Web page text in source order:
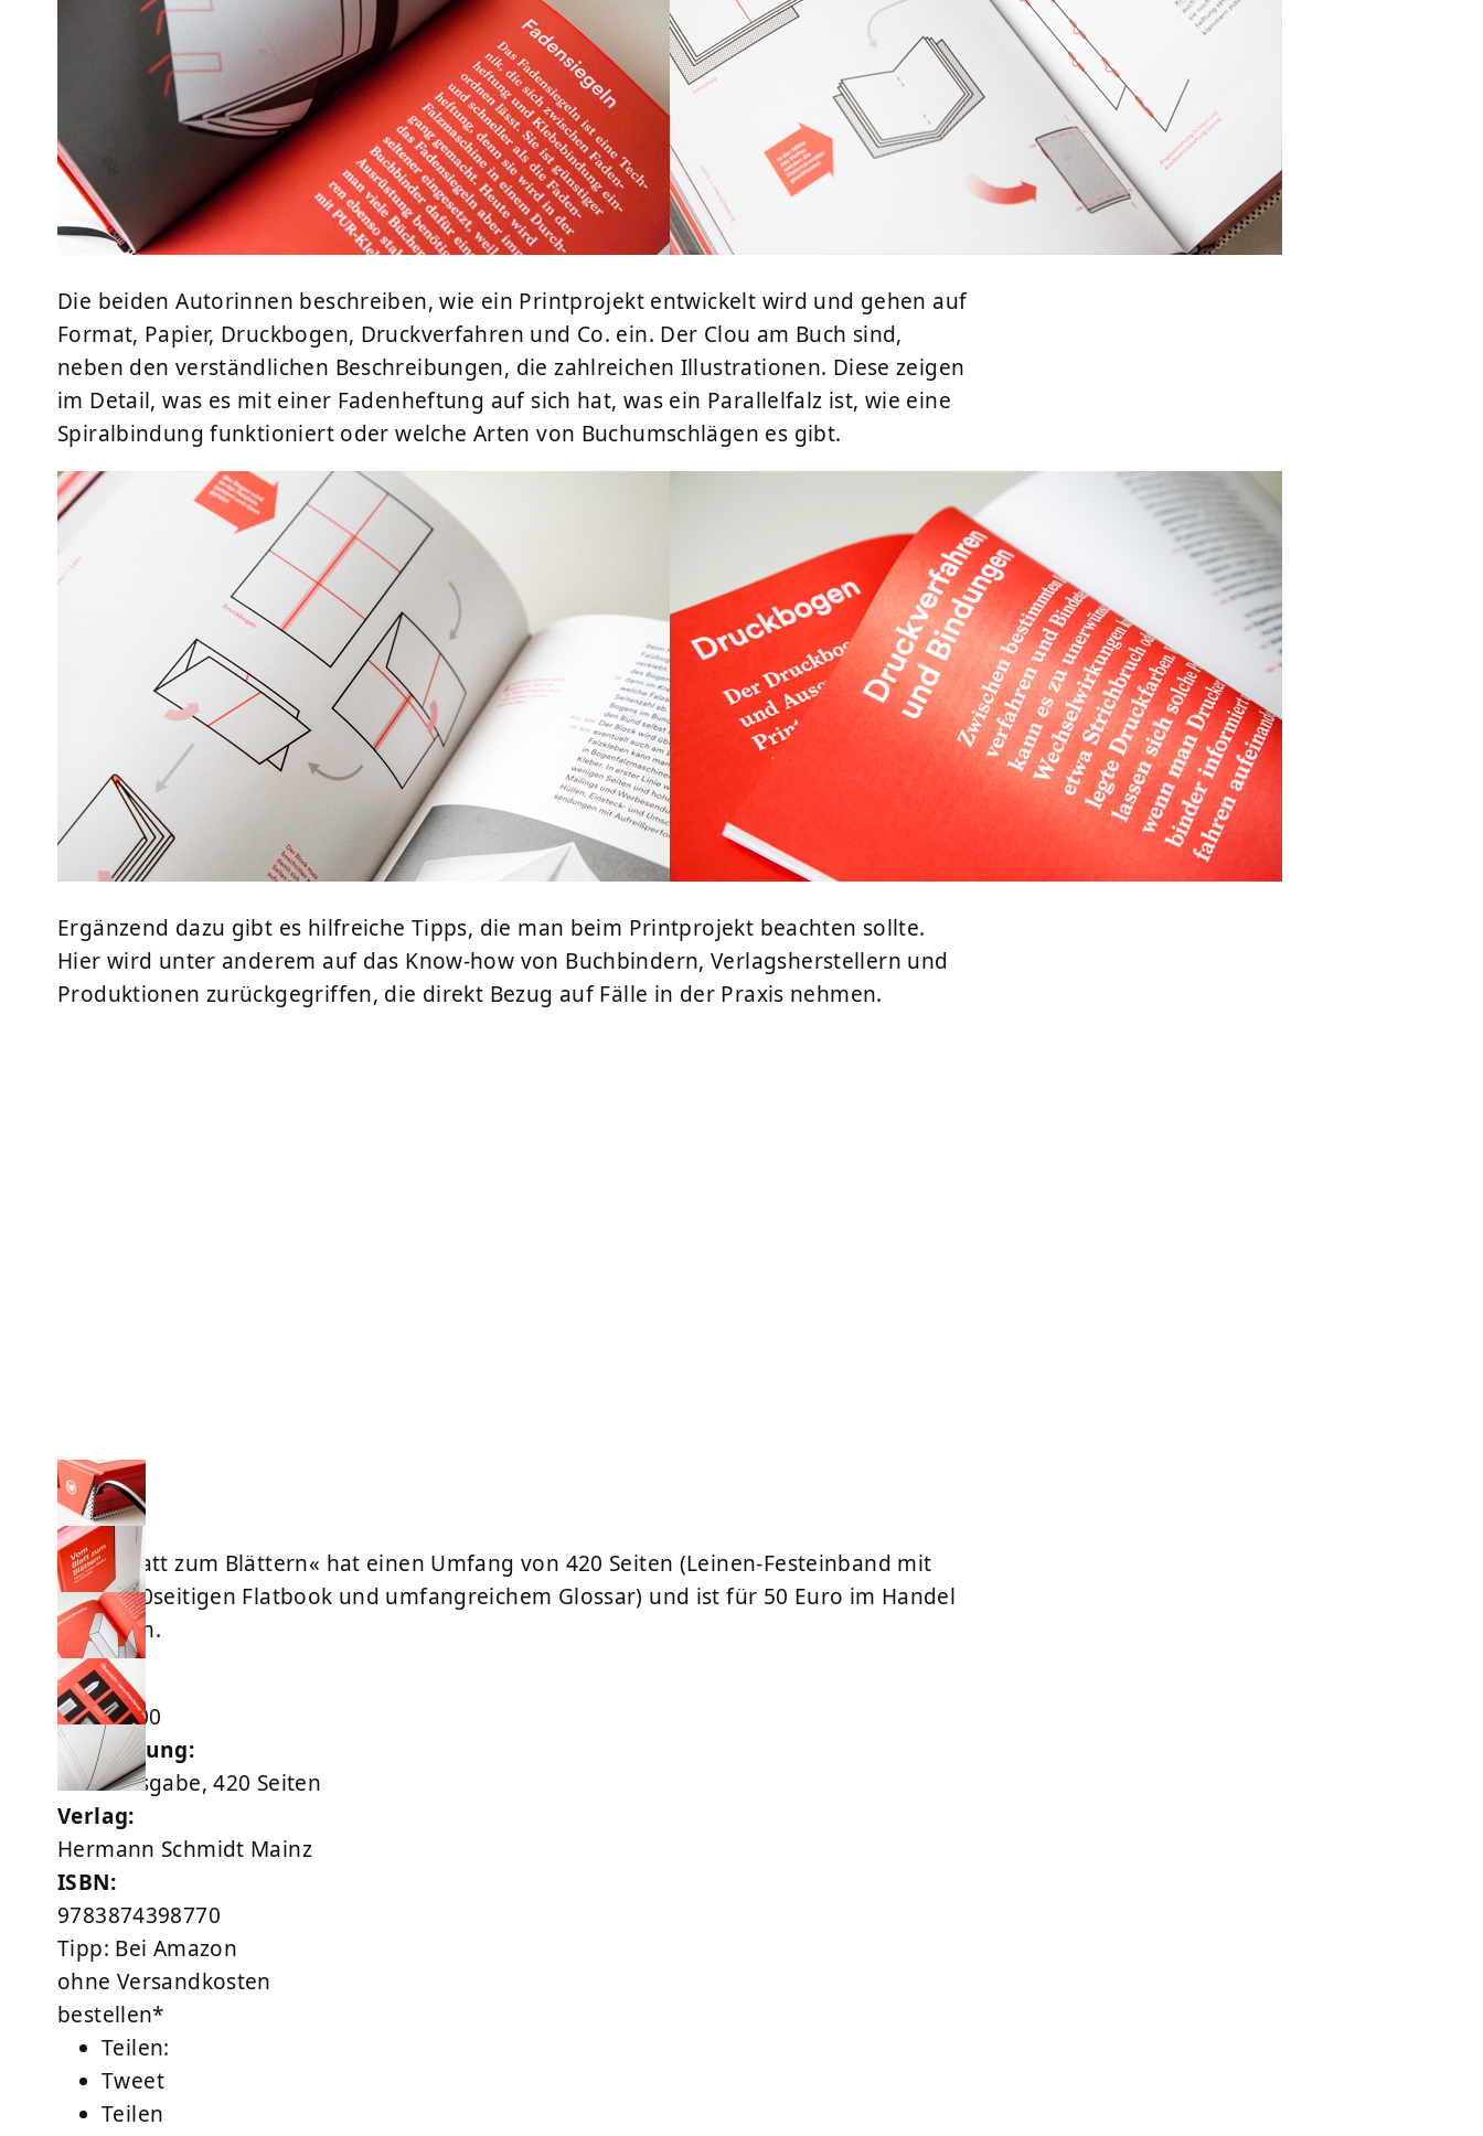
Die beiden Autorinnen beschreiben, wie ein Printprojekt entwickelt wird und gehen auf
Format, Papier, Druckbogen, Druckverfahren und Co. ein. Der Clou am Buch sind,
neben den verständlichen Beschreibungen, die zahlreichen Illustrationen. Diese zeigen
im Detail, was es mit einer Fadenheftung auf sich hat, was ein Parallelfalz ist, wie eine
Spiralbindung funktioniert oder welche Arten von Buchumschlägen es gibt.
Ergänzend dazu gibt es hilfreiche Tipps, die man beim Printprojekt beachten sollte.
Hier wird unter anderem auf das Know-how von Buchbindern, Verlagsherstellern und
Produktionen zurückgegriffen, die direkt Bezug auf Fälle in der Praxis nehmen.
»Vom Blatt zum Blättern« hat einen Umfang von 420 Seiten (Leinen-Festeinband mit
einem 20seitigen Flatbook und umfangreichem Glossar) und ist für 50 Euro im Handel
erhältlich.
Preis:
EUR 50,00
Ausführung:
Geb. Ausgabe, 420 Seiten
Verlag:
Hermann Schmidt Mainz
ISBN:
9783874398770
Tipp: Bei Amazon
ohne Versandkosten
bestellen*
Teilen:
Tweet
Teilen